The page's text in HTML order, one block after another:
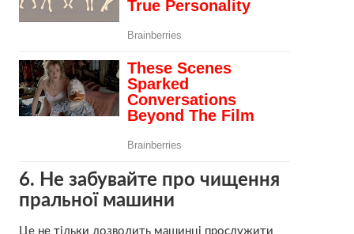
6. Не забувайте про чищення
пральної машини
Це не тільки дозволить машинці прослужити